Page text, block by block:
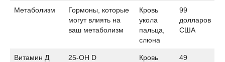
Метаболизм
Гормоны, которые
могут влиять на
ваш метаболизм
Кровь
укола
пальца,
слюна
99
долларов
США
Витамин Д 25-ОН D
Кровь
49